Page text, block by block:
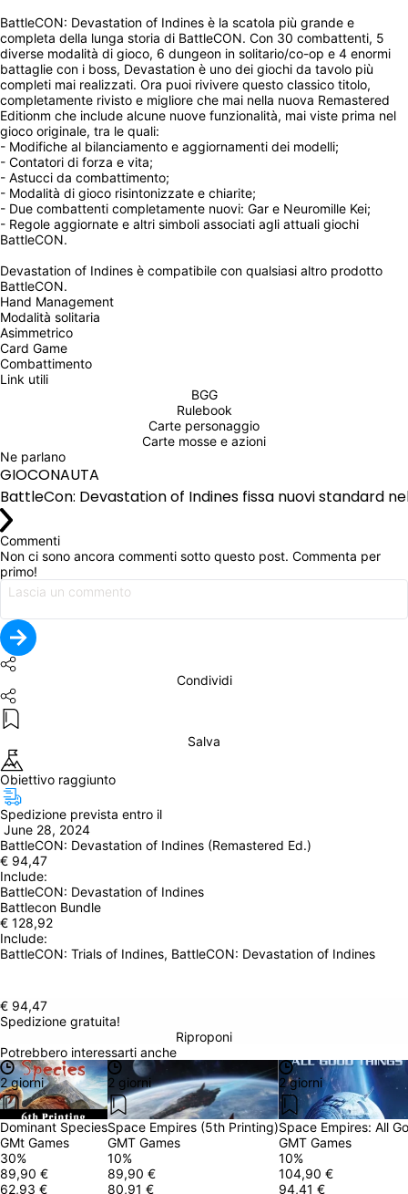
BattleCON: Devastation of Indines è la scatola più grande e
completa della lunga storia di BattleCON. Con 30 combattenti, 5
diverse modalità di gioco, 6 dungeon in solitario/co-op e 4 enormi
battaglie con i boss, Devastation è uno dei giochi da tavolo più
completi mai realizzati. Ora puoi rivivere questo classico titolo,
completamente rivisto e migliore che mai nella nuova Remastered
Editionm che include alcune nuove funzionalità, mai viste prima nel
gioco originale, tra le quali:
- Modifiche al bilanciamento e aggiornamenti dei modelli;
- Contatori di forza e vita;
- Astucci da combattimento;
- Modalità di gioco risintonizzate e chiarite;
- Due combattenti completamente nuovi: Gar e Neuromille Kei;
- Regole aggiornate e altri simboli associati agli attuali giochi
BattleCON.
Devastation of Indines è compatibile con qualsiasi altro prodotto
BattleCON.
Hand Management
Modalità solitaria
Asimmetrico
Card Game
Combattimento
Link utili
BGG
Rulebook
Carte personaggio
Carte mosse e azioni
Ne parlano
GIOCONAUTA
BattleCon: Devastation of Indines fissa nuovi standard
Commenti
Non ci sono ancora commenti sotto questo post. Commenta per
primo!
Condividi
Salva
Obiettivo raggiunto
Spedizione prevista entro il
June 28, 2024
BattleCON: Devastation of Indines (Remastered Ed.)
€ 94,47
Include:
BattleCON: Devastation of Indines
Battlecon Bundle
€ 128,92
Include:
BattleCON: Trials of Indines, BattleCON: Devastation of Indines
€ 94,47
Spedizione gratuita!
Riproponi
Potrebbero interessarti anche
2 giorni
Dominant Species
GMt Games
30%
89,90 €
62,93 €
2 giorni
Space Empires (5th Printing)
GMT Games
10%
89,90 €
80,91 €
2 giorni
Space Empires: All
GMT Games
10%
104,90 €
94,41 €